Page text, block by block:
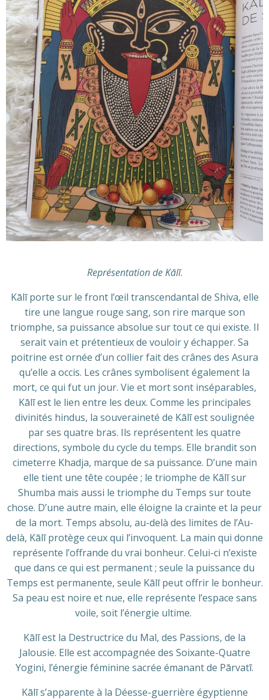
Représentation de Kālī.
Kālī porte sur le front l’œil transcendantal de Shiva, elle
tire une langue rouge sang, son rire marque son
triomphe, sa puissance absolue sur tout ce qui existe. Il
serait vain et prétentieux de vouloir y échapper. Sa
poitrine est ornée d’un collier fait des crânes des Asura
qu’elle a occis. Les crânes symbolisent également la
mort, ce qui fut un jour. Vie et mort sont inséparables,
Kālī est le lien entre les deux. Comme les principales
divinités hindus, la souveraineté de Kālī est soulignée
par ses quatre bras. Ils représentent les quatre
directions, symbole du cycle du temps. Elle brandit son
cimeterre Khadja, marque de sa puissance. D’une main
elle tient une tête coupée ; le triomphe de Kālī sur
Shumba mais aussi le triomphe du Temps sur toute
chose. D’une autre main, elle éloigne la crainte et la peur
de la mort. Temps absolu, au-delà des limites de l’Au-
delà, Kālī protège ceux qui l’invoquent. La main qui donne
représente l’offrande du vrai bonheur. Celui-ci n’existe
que dans ce qui est permanent ; seule la puissance du
Temps est permanente, seule Kālī peut offrir le bonheur.
Sa peau est noire et nue, elle représente l’espace sans
voile, soit l’énergie ultime.
Kālī est la Destructrice du Mal, des Passions, de la
Jalousie. Elle est accompagnée des Soixante-Quatre
Yogini, l’énergie féminine sacrée émanant de Pārvatī.
Kālī s’apparente à la Déesse-guerrière égyptienne